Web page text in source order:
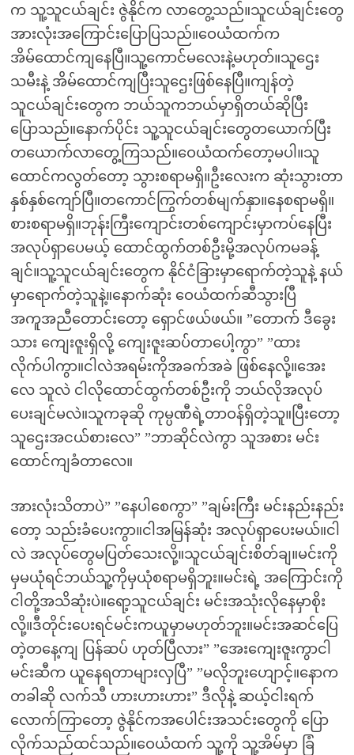
က သူ့သူငယ်ချင်း ဇွဲနိုင်က လာတွေ့သည်။သူငယ်ချင်းတွေ
အားလုံးအကြောင်းပြောပြသည်။ဝေယံထက်က
အိမ်ထောင်ကျနေပြီ။သူ့ကောင်မလေးနဲ့မဟုတ်။သူဌေး
သမီးနဲ့ အိမ်ထောင်ကျပြီးသူဌေးဖြစ်နေပြီ။ကျန်တဲ့
သူငယ်ချင်းတွေက ဘယ်သူကဘယ်မှာရှိတယ်ဆိုပြီး
ပြောသည်။နောက်ပိုင်း သူ့သူငယ်ချင်းတွေတယောက်ပြီး
တယောက်လာတွေ့ကြသည်။ဝေယံထက်တော့မပါ။သူ
ထောင်ကလွတ်တော့ သွားစရာမရှိ။ဦးလေးက ဆုံးသွားတာ
နှစ်နှစ်ကျော်ပြီ။တကောင်ကြွက်တစ်မျက်နှာ။နေစရာမရှိ။
စားစရာမရှိ။ဘုန်းကြီးကျောင်းတစ်ကျောင်းမှာကပ်နေပြီး
အလုပ်ရှာပေမယ့် ထောင်ထွက်တစ်ဦးမို့အလုပ်ကမခန့်
ချင်။သူ့သူငယ်ချင်းတွေက နိုင်ငံခြားမှာရောက်တဲ့သူနဲ့ နယ်
မှာရောက်တဲ့သူနဲ့။နောက်ဆုံး ဝေယံထက်ဆီသွားပြီ
အကူအညီတောင်းတော့ ရှောင်ဖယ်ဖယ်။ ”တောက် ဒီခွေး
သား ကျေးဇူးရှိလို့ ကျေးဇူးဆပ်တာပေါ့ကွာ” ”ထား
လိုက်ပါကွာ။ငါလဲအရမ်းကိုအခက်အခဲ ဖြစ်နေလို့။အေး
လေ သူလဲ ငါလိုထောင်ထွက်တစ်ဦးကို ဘယ်လိုအလုပ်
ပေးချင်မလဲ။သူကခုဆို ကုမ္ပဏီရဲ့တာဝန်ရှိတဲ့သူ။ပြီးတော့
သူဌေးအငယ်စားလေ” ”ဘာဆိုင်လဲကွာ သူအစား မင်း
ထောင်ကျခံတာလေ။
အားလုံးသိတာပဲ” ”နေပါစေကွာ” ”ချမ်းကြီး မင်းနည်းနည်း
တော့ သည်းခံပေးကွာ။ငါအမြန်ဆုံး အလုပ်ရှာပေးမယ်။ငါ
လဲ အလုပ်တွေမပြတ်သေးလို့။သူငယ်ချင်းစိတ်ချ။မင်းကို
မှမယုံရင်ဘယ်သူ့ကိုမှယုံစရာမရှိဘူး။မင်းရဲ့ အကြောင်းကို
ငါတို့အသိဆုံးပဲ။ရော့သူငယ်ချင်း မင်းအသုံးလိုနေမှာစိုး
လို့။ဒီတိုင်းပေးရင်မင်းကယူမှာမဟုတ်ဘူး။မင်းအဆင်ပြေ
တဲ့တနေ့ကျ ပြန်ဆပ် ဟုတ်ပြီလား” ”အေးကျေးဇူးကွာငါ
မင်းဆီက ယူနေရတာများလှပြီ” ”မလိုဘူးဟျောင့်။နောက
တခါဆို လက်သီ ဟားဟားဟား” ဒီလိုနဲ့ ဆယ့်ငါးရက်
လောက်ကြာတော့ ဇွဲနိုင်ကအပေါင်းအသင်းတွေကို ပြော
လိုက်သည်ထင်သည်။ဝေယံထက် သူ့ကို သူ့အိမ်မှာ ခြံ